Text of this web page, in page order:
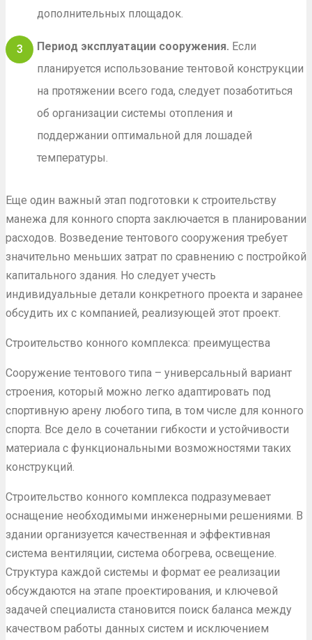
дополнительных площадок.
Период эксплуатации сооружения. Если
планируется использование тентовой конструкции
на протяжении всего года, следует позаботиться
об организации системы отопления и
поддержании оптимальной для лошадей
температуры.
Еще один важный этап подготовки к строительству
манежа для конного спорта заключается в планировании
расходов. Возведение тентового сооружения требует
значительно меньших затрат по сравнению с постройкой
капитального здания. Но следует учесть
индивидуальные детали конкретного проекта и заранее
обсудить их с компанией, реализующей этот проект.
Строительство конного комплекса: преимущества
Сооружение тентового типа – универсальный вариант
строения, который можно легко адаптировать под
спортивную арену любого типа, в том числе для конного
спорта. Все дело в сочетании гибкости и устойчивости
материала с функциональными возможностями таких
конструкций.
Строительство конного комплекса подразумевает
оснащение необходимыми инженерными решениями. В
здании организуется качественная и эффективная
система вентиляции, система обогрева, освещение.
Структура каждой системы и формат ее реализации
обсуждаются на этапе проектирования, и ключевой
задачей специалиста становится поиск баланса между
качеством работы данных систем и исключением